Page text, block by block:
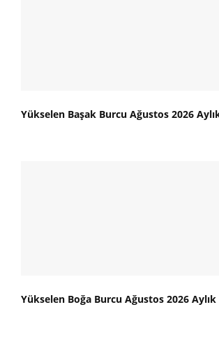
Yükselen Başak Burcu Ağustos 2026
Yükselen Boğa Burcu Ağustos 2026